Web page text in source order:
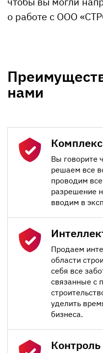
о работе с ООО
нами
Вы говорите
решаем все
проводим
разрешение
вводим в
Продаем
области
себя все
связанные с
уделить
бизнеса.
Контроль